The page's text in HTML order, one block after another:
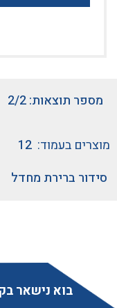
מספר תוצאות: 2/2
מוצרים בעמוד:
בוא נישאר